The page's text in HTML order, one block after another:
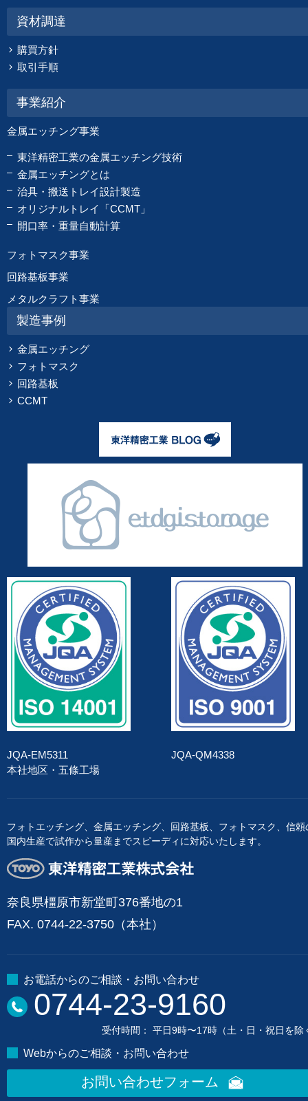
資材調達
購買方針
取引手順
事業紹介
金属エッチング事業
東洋精密工業の金属エッチング技術
金属エッチングとは
治具・搬送トレイ設計製造
オリジナルトレイ「CCMT」
開口率・重量自動計算
フォトマスク事業
回路基板事業
メタルクラフト事業
製造事例
金属エッチング
フォトマスク
回路基板
CCMT
JQA-EM5311
本社地区・五條工場
JQA-QM4338
フォトエッチング、金属エッチング、回路基板、フォトマスク、信頼
国内生産で試作から量産までスピーディに対応いたします。
奈良県橿原市新堂町376番地の1
FAX. 0744-22-3750（本社）
お電話からのご相談・お問い合わせ
0744-23-9160
受付時間： 平日9時〜17時（土・日・祝日を除
Webからのご相談・お問い合わせ
お問い合わせフォーム